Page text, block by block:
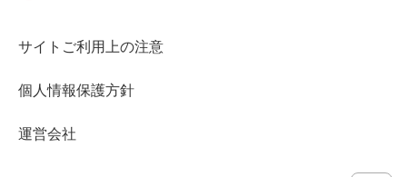
サイトご利用上の注意
個人情報保護方針
運営会社